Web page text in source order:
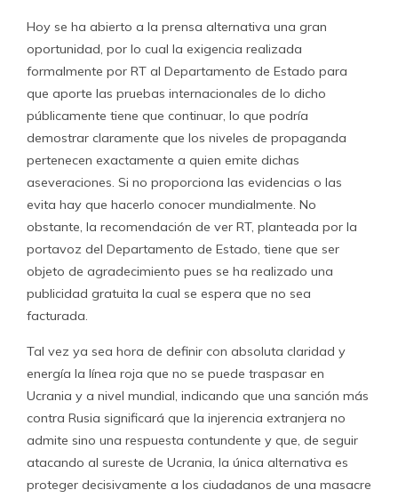
Hoy se ha abierto a la prensa alternativa una gran
oportunidad, por lo cual la exigencia realizada
formalmente por RT al Departamento de Estado para
que aporte las pruebas internacionales de lo dicho
públicamente tiene que continuar, lo que podría
demostrar claramente que los niveles de propaganda
pertenecen exactamente a quien emite dichas
aseveraciones. Si no proporciona las evidencias o las
evita hay que hacerlo conocer mundialmente. No
obstante, la recomendación de ver RT, planteada por la
portavoz del Departamento de Estado, tiene que ser
objeto de agradecimiento pues se ha realizado una
publicidad gratuita la cual se espera que no sea
facturada.
Tal vez ya sea hora de definir con absoluta claridad y
energía la línea roja que no se puede traspasar en
Ucrania y a nivel mundial, indicando que una sanción más
contra Rusia significará que la injerencia extranjera no
admite sino una respuesta contundente y que, de seguir
atacando al sureste de Ucrania, la única alternativa es
proteger decisivamente a los ciudadanos de una masacre